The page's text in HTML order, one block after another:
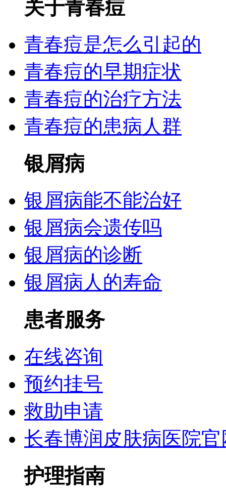
关于青春痘
青春痘是怎么引起的
青春痘的早期症状
青春痘的治疗方法
青春痘的患病人群
银屑病
银屑病能不能治好
银屑病会遗传吗
银屑病的诊断
银屑病人的寿命
患者服务
在线咨询
预约挂号
救助申请
长春博润皮肤病医院官
护理指南